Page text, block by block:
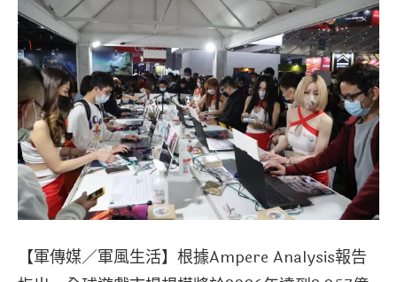
【軍傳媒／軍風生活】根據Ampere Analysis報告